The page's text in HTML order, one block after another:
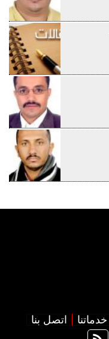
خدماتنا اتصل بنا